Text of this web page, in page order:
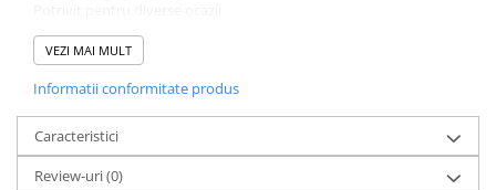
Ambalaj elegant
Comanda acum si descopera un parfum de calitate, potrivit
Despre produs:
Parfum pentru: Femei
Cantitate: 100 ml
Tip parfum: Apa de Parfum
Brand: Ard Al Zaafaran
VEZI MAI MULT
Informatii conformitate produs
Caracteristici
Review-uri(0)